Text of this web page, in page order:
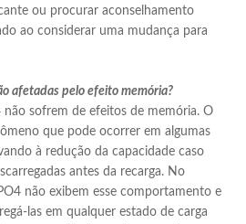
ou procurar aconselhamento
ao considerar uma mudança para
afetadas pelo efeito memória?
não sofrem de efeitos de memória. O
que pode ocorrer em algumas
à redução da capacidade caso
antes da recarga. No
não exibem esse comportamento e
las em qualquer estado de carga